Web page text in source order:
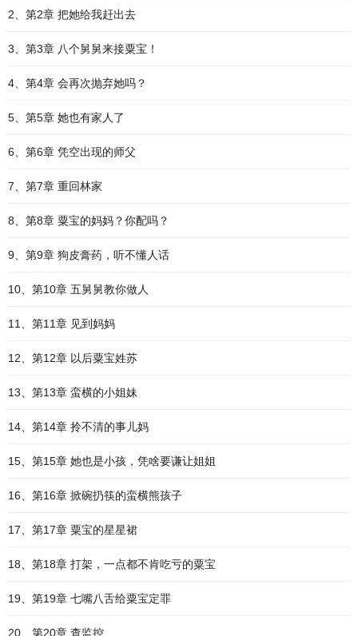
2、第2章 把她给我赶出去
3、第3章 八个舅舅来接粟宝！
4、第4章 会再次抛弃她吗？
5、第5章 她也有家人了
6、第6章 凭空出现的师父
7、第7章 重回林家
8、第8章 粟宝的妈妈？你配吗？
9、第9章 狗皮膏药，听不懂人话
10、第10章 五舅舅教你做人
11、第11章 见到妈妈
12、第12章 以后粟宝姓苏
13、第13章 蛮横的小姐妹
14、第14章 拎不清的事儿妈
15、第15章 她也是小孩，凭啥要谦让姐姐
16、第16章 掀碗扔筷的蛮横熊孩子
17、第17章 粟宝的星星裙
18、第18章 打架，一点都不肯吃亏的粟宝
19、第19章 七嘴八舌给粟宝定罪
20、第20章 查监控